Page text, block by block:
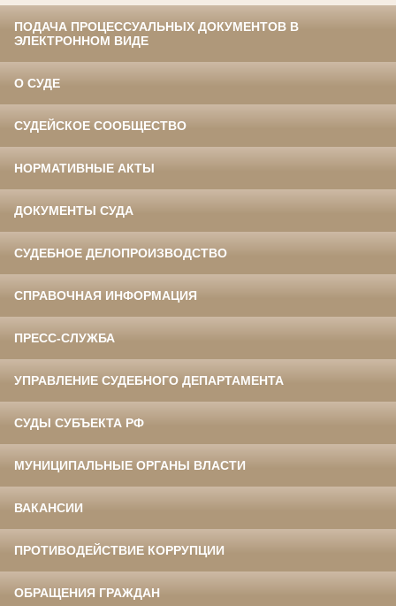
ПОДАЧА ПРОЦЕССУАЛЬНЫХ ДОКУМЕНТОВ В
ЭЛЕКТРОННОМ ВИДЕ
О СУДЕ
СУДЕЙСКОЕ СООБЩЕСТВО
НОРМАТИВНЫЕ АКТЫ
ДОКУМЕНТЫ СУДА
СУДЕБНОЕ ДЕЛОПРОИЗВОДСТВО
СПРАВОЧНАЯ ИНФОРМАЦИЯ
ПРЕСС-СЛУЖБА
УПРАВЛЕНИЕ СУДЕБНОГО ДЕПАРТАМЕНТА
СУДЫ СУБЪЕКТА РФ
МУНИЦИПАЛЬНЫЕ ОРГАНЫ ВЛАСТИ
ВАКАНСИИ
ПРОТИВОДЕЙСТВИЕ КОРРУПЦИИ
ОБРАЩЕНИЯ ГРАЖДАН